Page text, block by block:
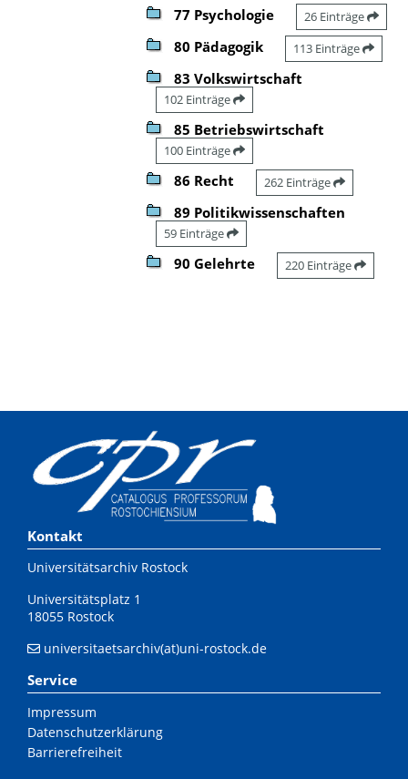
77 Psychologie 26 Einträge
80 Pädagogik 113 Einträge
83 Volkswirtschaft
102 Einträge
85 Betriebswirtschaft
100 Einträge
86 Recht 262 Einträge
89 Politikwissenschaften
59 Einträge
90 Gelehrte 220 Einträge
Kontakt
Universitätsarchiv Rostock
Universitätsplatz 1
18055 Rostock
universitaetsarchiv(at)uni-rostock.de
Service
Impressum
Datenschutzerklärung
Barrierefreiheit